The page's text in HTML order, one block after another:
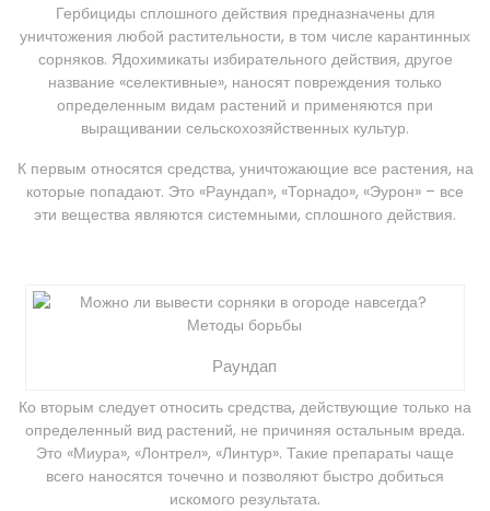
Гербициды сплошного действия предназначены для
уничтожения любой растительности, в том числе карантинных
сорняков. Ядохимикаты избирательного действия, другое
название «селективные», наносят повреждения только
определенным видам растений и применяются при
выращивании сельскохозяйственных культур.
К первым относятся средства, уничтожающие все растения, на
которые попадают. Это «Раундап», «Торнадо», «Эурон» – все
эти вещества являются системными, сплошного действия.
Раундап
Ко вторым следует относить средства, действующие только на
определенный вид растений, не причиняя остальным вреда.
Это «Миура», «Лонтрел», «Линтур». Такие препараты чаще
всего наносятся точечно и позволяют быстро добиться
искомого результата.